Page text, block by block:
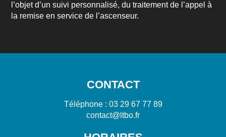
l’objet d’un suivi personnalisé, du traitement de l’appel à
la remise en service de l’ascenseur.
CONTACT
Téléphone : 03 29 67 77 89
contact@ltbo.fr